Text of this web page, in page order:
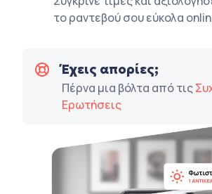
το ραντεβού σου εύκολα
Έχεις απορίες;
Πέρνα μια βόλτα από τις
Ερωτήσεις